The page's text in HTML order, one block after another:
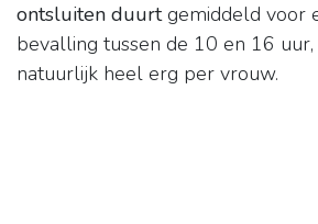
ontsluiten duurtgemiddeld voor
bevalling tussen de 10 en 16
natuurlijk heel erg per vrouw.